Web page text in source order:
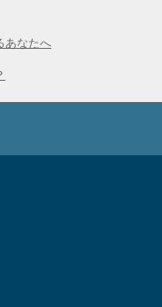
あなたへ